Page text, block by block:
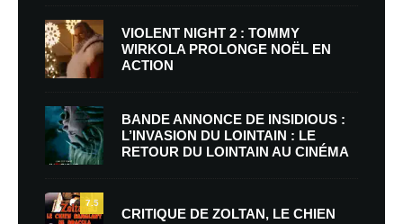
VIOLENT NIGHT 2 : TOMMY
WIRKOLA PROLONGE NOËL EN
ACTION
BANDE ANNONCE DE INSIDIOUS :
L’INVASION DU LOINTAIN : LE
RETOUR DU LOINTAIN AU CINÉMA
7.5
CRITIQUE DE ZOLTAN, LE CHIEN